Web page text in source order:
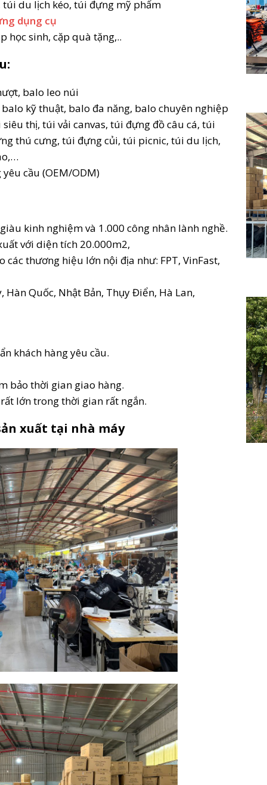
du lịch kéo, túi đựng mỹ phẩm
dụng cụ
học sinh, cặp quà tặng,..
balo leo núi
kỹ thuật, balo đa năng, balo chuyên nghiệp
thị, túi vải canvas, túi đựng đồ câu cá, túi
thú cưng, túi đựng củi, túi picnic, túi du lịch,
cầu (OEM/ODM)
kinh nghiệm và 1.000 công nhân lành nghề.
với diện tích 20.000m2,
thương hiệu lớn nội địa như: FPT, VinFast,
Quốc, Nhật Bản, Thụy Điển, Hà Lan,
khách hàng yêu cầu.
bảo thời gian giao hàng.
lớn trong thời gian rất ngắn.
xuất tại nhà máy